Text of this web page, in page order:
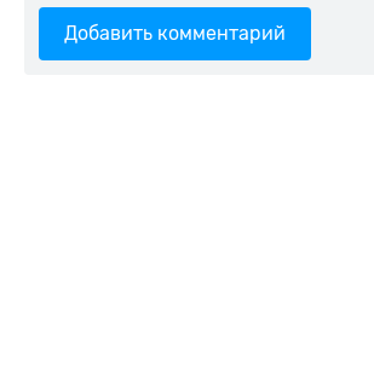
Добавить комментарий